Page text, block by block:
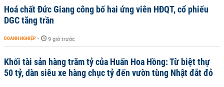
Hoá chất Đức Giang công bố hai ứng viên HĐQT, cổ phiếu
DGC tăng trần
DOANH NGHIỆP - 9 giờ trước
Khối tài sản hàng trăm tỷ của Huấn Hoa Hồng: Từ biệt thự
50 tỷ, dàn siêu xe hàng chục tỷ đến vườn tùng Nhật đắt đỏ